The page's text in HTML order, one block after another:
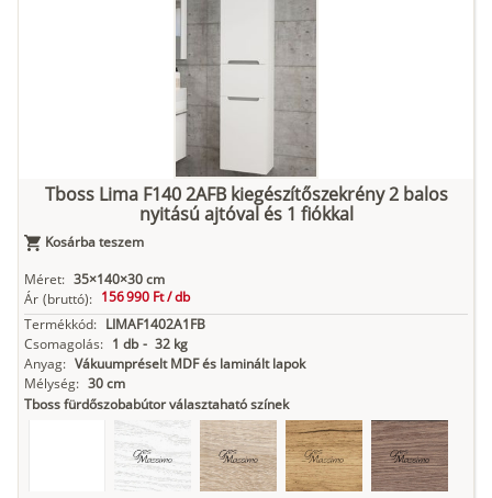
Szupermatt
Füstös zöld
Tboss Lima F140 2AFB kiegészítőszekrény 2 balos
nyitású ajtóval és 1 fiókkal
Kosárba teszem
Méret: 35×140×30 cm
Ár (bruttó): 156 990 Ft /db
Termékkód: LIMAF1402A1FB
Csomagolás: 1 db - 32 kg
Anyag: Vákuumpréselt MDF és laminált lapok
Mélység: 30 cm
Tboss fürdőszobabútor választaható színek